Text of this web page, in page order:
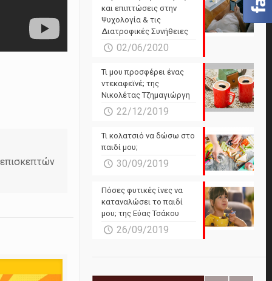
και επιπτώσεις στην
Ψυχολογία & τις
Διατροφικές Συνήθειες
02/06/2020
Τι μου προσφέρει ένας
ντεκαφεϊνέ; της
Νικολέτας Τζημαγιώργη
22/12/2019
Τι κολατσιό να δώσω στο
παιδί μου;
30/09/2019
Πόσες φυτικές ίνες να
καταναλώσει το παιδί
μου; της Εύας Τσάκου
26/09/2019